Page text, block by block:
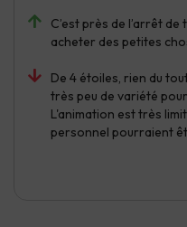
C’est près de l’arrêt
acheter des petites
De 4 étoiles, rien du
très peu de variété
L'animation est très
personnel pourraient